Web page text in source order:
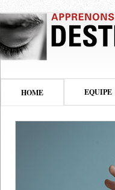
HOME EQUIPE